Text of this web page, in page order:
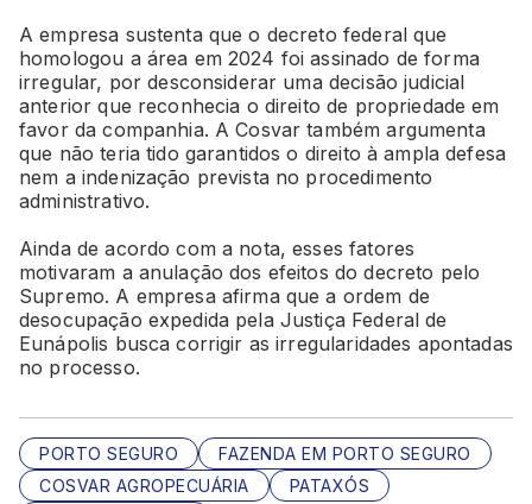
A empresa sustenta que o decreto federal que
homologou a área em 2024 foi assinado de forma
irregular, por desconsiderar uma decisão judicial
anterior que reconhecia o direito de propriedade em
favor da companhia. A Cosvar também argumenta
que não teria tido garantidos o direito à ampla defesa
nem a indenização prevista no procedimento
administrativo.
Ainda de acordo com a nota, esses fatores
motivaram a anulação dos efeitos do decreto pelo
Supremo. A empresa afirma que a ordem de
desocupação expedida pela Justiça Federal de
Eunápolis busca corrigir as irregularidades apontadas
no processo.
PORTO SEGURO
FAZENDA EM PORTO SEGURO
COSVAR AGROPECUÁRIA
PATAXÓS